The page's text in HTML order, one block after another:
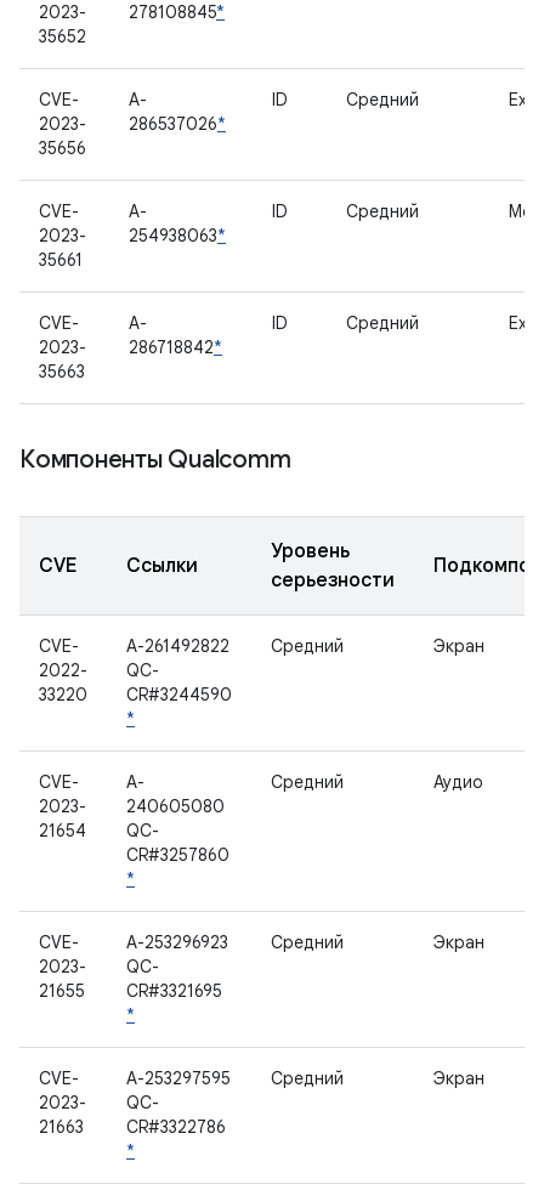
2023-
35652
278108845*
CVE-
2023-
35656
A-
286537026*
ID Средний
CVE-
2023-
35661
A-
254938063*
ID Средний
CVE-
2023-
35663
A-
286718842*
ID Средний
Компоненты Qualcomm
CVE Ссылки
Уровень
серьезности
CVE-
2022-
33220
A-261492822
QC-
CR#3244590
*
Средний Экран
CVE-
2023-
21654
A-
240605080
QC-
CR#3257860
*
Средний Аудио
CVE-
2023-
21655
A-253296923
QC-
CR#3321695
*
Средний Экран
CVE-
2023-
21663
A-253297595
QC-
CR#3322786
*
Средний Экран